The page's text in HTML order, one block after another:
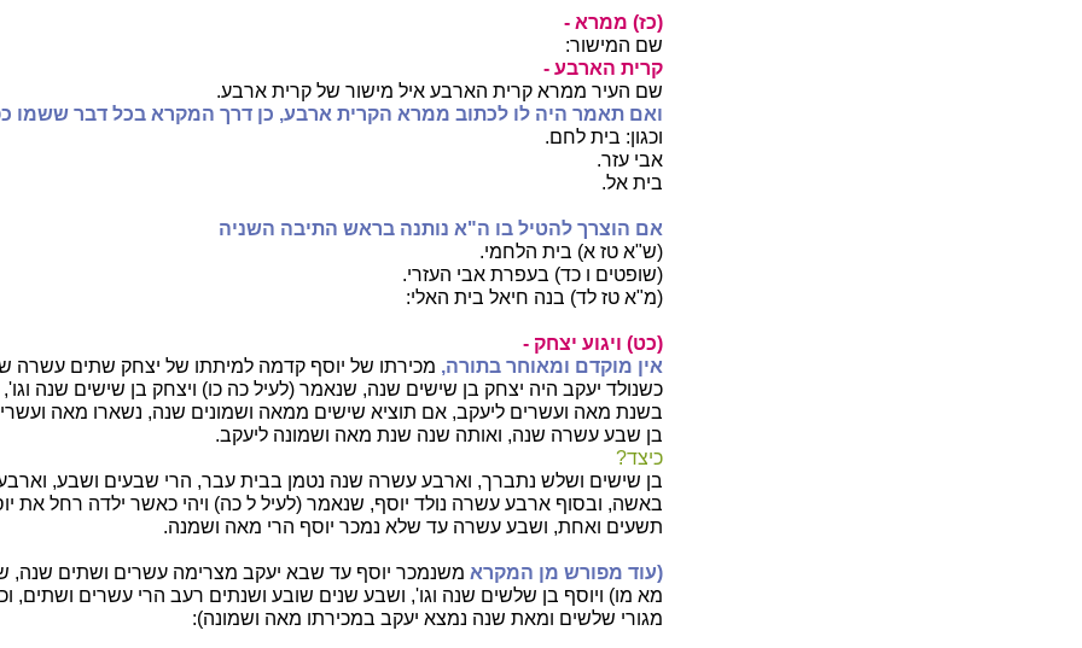
(כז) ממרא -
שם המישור:
קרית הארבע -
שם העיר ממרא קרית הארבע איל מישור של קרית ארבע.
ואם תאמר היה לו לכתוב ממרא הקרית ארבע, כן דרך המקרא בכל דבר ששמו
וכגון: בית לחם.
אבי עזר.
בית אל.
אם הוצרך להטיל בו ה"א נותנה בראש התיבה השניה
(ש"א טז א) בית הלחמי.
(שופטים ו כד) בעפרת אבי העזרי.
(מ"א טז לד) בנה חיאל בית האלי:
(כט) ויגוע יצחק -
אין מוקדם ומאוחר בתורה, מכירתו של יוסף קדמה למיתתו של יצחק שתים עשרה
כשנולד יעקב היה יצחק בן שישים שנה, שנאמר (לעיל כה כו) ויצחק בן שישים שנה
בשנת מאה ועשרים ליעקב, אם תוציא שישים ממאה ושמונים שנה, נשארו מאה
בן שבע עשרה שנה, ואותה שנה שנת מאה ושמונה ליעקב.
כיצד?
בן שישים ושלש נתברך, וארבע עשרה שנה נטמן בבית עבר, הרי שבעים ושבע,
באשה, ובסוף ארבע עשרה נולד יוסף, שנאמר (לעיל ל כה) ויהי כאשר ילדה רחל את
תשעים ואחת, ושבע עשרה עד שלא נמכר יוסף הרי מאה ושמנה.
(עוד מפורש מן המקרא משנמכר יוסף עד שבא יעקב מצרימה עשרים ושתים שנה,
מא מו) ויוסף בן שלשים שנה וגו', ושבע שנים שובע ושנתים רעב הרי עשרים ושתים,
מגורי שלשים ומאת שנה נמצא יעקב במכירתו מאה ושמונה):